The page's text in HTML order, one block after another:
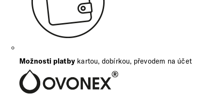
Možnosti platby kartou, dobírkou, převodem na účet